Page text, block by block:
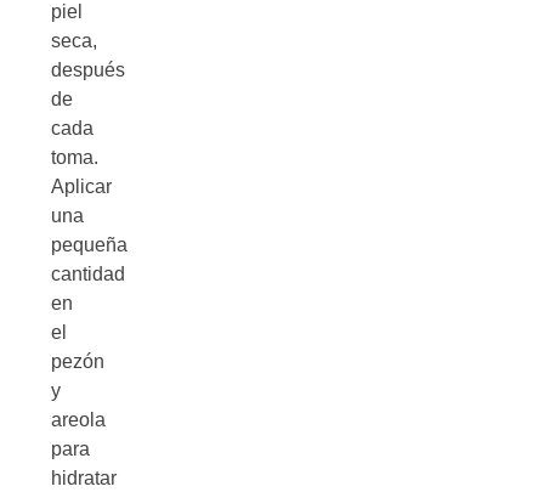
piel
seca,
después
de
cada
toma.
Aplicar
una
pequeña
cantidad
en
el
pezón
y
areola
para
hidratar